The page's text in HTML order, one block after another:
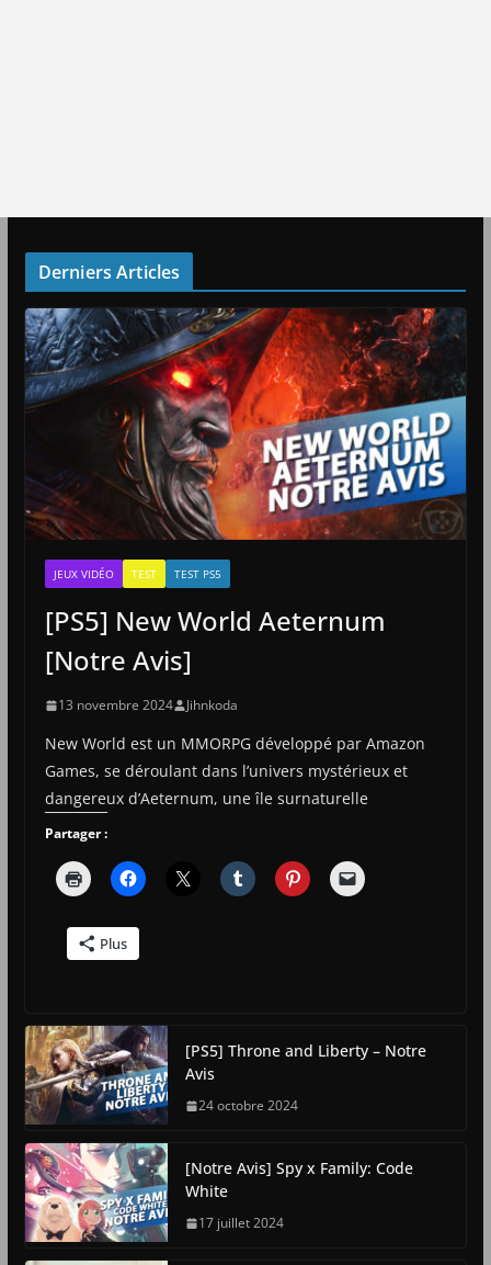
Derniers Articles
JEUX VIDÉO TEST TEST PS5
[PS5] New World Aeternum
[Notre Avis]
13 novembre 2024 Jihnkoda
New World est un MMORPG développé par Amazon
Games, se déroulant dans l’univers mystérieux et
dangereux d’Aeternum, une île surnaturelle
Partager :
Plus
[PS5] Throne and Liberty – Notre
Avis
24 octobre 2024
[Notre Avis] Spy x Family: Code
White
17 juillet 2024